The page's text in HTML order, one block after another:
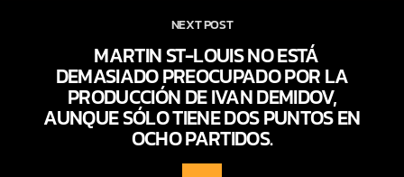
NEXT POST
MARTIN ST-LOUIS NO ESTÁ
DEMASIADO PREOCUPADO POR LA
PRODUCCIÓN DE IVAN DEMIDOV,
AUNQUE SÓLO TIENE DOS PUNTOS EN
OCHO PARTIDOS.